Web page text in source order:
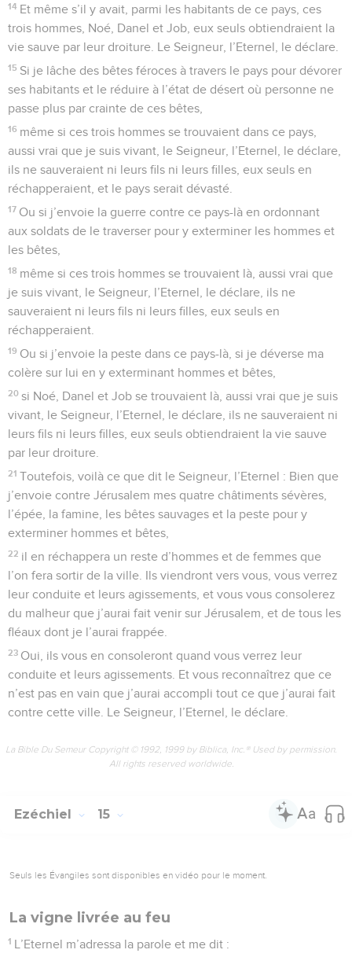
14 Et même s’il y avait, parmi les habitants de ce pays, ces
trois hommes, Noé, Danel et Job, eux seuls obtiendraient la
vie sauve par leur droiture. Le Seigneur, l’Eternel, le déclare.
15 Si je lâche des bêtes féroces à travers le pays pour dévorer
ses habitants et le réduire à l’état de désert où personne ne
passe plus par crainte de ces bêtes,
16 même si ces trois hommes se trouvaient dans ce pays,
aussi vrai que je suis vivant, le Seigneur, l’Eternel, le déclare,
ils ne sauveraient ni leurs fils ni leurs filles, eux seuls en
réchapperaient, et le pays serait dévasté.
17 Ou si j’envoie la guerre contre ce pays-là en ordonnant
aux soldats de le traverser pour y exterminer les hommes et
les bêtes,
18 même si ces trois hommes se trouvaient là, aussi vrai que
je suis vivant, le Seigneur, l’Eternel, le déclare, ils ne
sauveraient ni leurs fils ni leurs filles, eux seuls en
réchapperaient.
19 Ou si j’envoie la peste dans ce pays-là, si je déverse ma
colère sur lui en y exterminant hommes et bêtes,
20 si Noé, Danel et Job se trouvaient là, aussi vrai que je suis
vivant, le Seigneur, l’Eternel, le déclare, ils ne sauveraient ni
leurs fils ni leurs filles, eux seuls obtiendraient la vie sauve
par leur droiture.
21 Toutefois, voilà ce que dit le Seigneur, l’Eternel : Bien que
j’envoie contre Jérusalem mes quatre châtiments sévères,
l’épée, la famine, les bêtes sauvages et la peste pour y
exterminer hommes et bêtes,
22 il en réchappera un reste d’hommes et de femmes que
l’on fera sortir de la ville. Ils viendront vers vous, vous verrez
leur conduite et leurs agissements, et vous vous consolerez
du malheur que j’aurai fait venir sur Jérusalem, et de tous les
fléaux dont je l’aurai frappée.
23 Oui, ils vous en consoleront quand vous verrez leur
conduite et leurs agissements. Et vous reconnaîtrez que ce
n’est pas en vain que j’aurai accompli tout ce que j’aurai fait
contre cette ville. Le Seigneur, l’Eternel, le déclare.
La Bible Du Semeur Copyright © 1992, 1999 by Biblica, Inc.® Used by permission.
All rights reserved worldwide.
Ezéchiel 15
Seuls les Évangiles sont disponibles en vidéo pour le moment.
La vigne livrée au feu
1 L’Eternel m’adressa la parole et me dit :